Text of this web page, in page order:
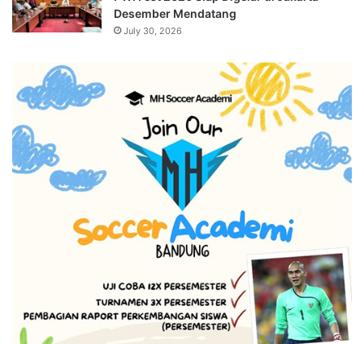
Desember Mendatang
July 30, 2026